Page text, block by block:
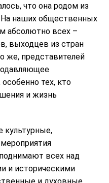
что она родом из
наших общественных
абсолютно всех –
выходцев из стран
же, представителей
тех, кто
и жизнь
культурные,
всех над
и историческими